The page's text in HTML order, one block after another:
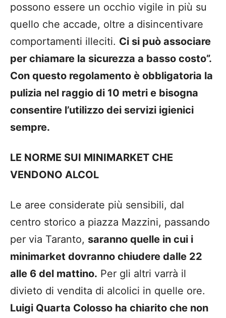
possono essere un occhio vigile in più su
quello che accade, oltre a disincentivare
comportamenti illeciti. Ci si può associare
per chiamare la sicurezza a basso costo”.
Con questo regolamento è obbligatoria la
pulizia nel raggio di 10 metri e bisogna
consentire l’utilizzo dei servizi igienici
sempre.
LE NORME SUI MINIMARKET CHE
VENDONO ALCOL
Le aree considerate più sensibili, dal
centro storico a piazza Mazzini, passando
per via Taranto, saranno quelle in cui i
minimarket dovranno chiudere dalle 22
alle 6 del mattino. Per gli altri varrà il
divieto di vendita di alcolici in quelle ore.
Luigi Quarta Colosso ha chiarito che non